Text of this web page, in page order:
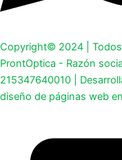
Copyright© 2024 | Todos
ProntOptica - Razón
215347640010 |
diseño de páginas web